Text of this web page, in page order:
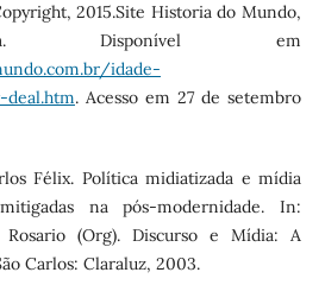
2015.Site Historia do Mundo,
Disponível em
idade-
. Acesso em 27 de setembro
Félix. Política midiatizada e mídia
na pós-modernidade. In:
Rosario (Org). Discurso e Mídia: A
Carlos: Claraluz, 2003.